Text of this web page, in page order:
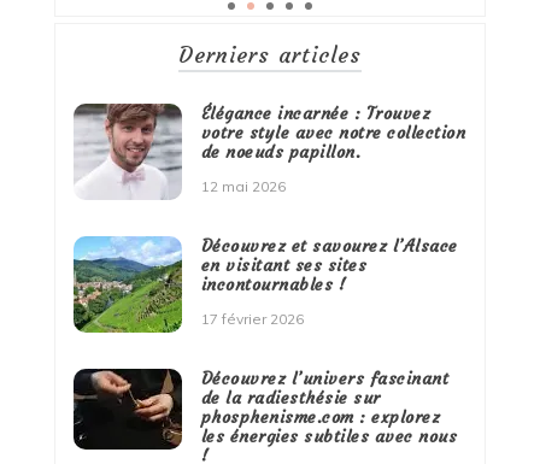
Derniers articles
Élégance incarnée : Trouvez
votre style avec notre collection
de noeuds papillon.
12 mai 2026
Découvrez et savourez l’Alsace
en visitant ses sites
incontournables !
17 février 2026
Découvrez l’univers fascinant
de la radiesthésie sur
phosphenisme.com : explorez
les énergies subtiles avec nous
!